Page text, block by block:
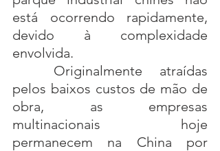
está ocorrendo rapidamente,
devido à complexidade
envolvida.
pelos baixos custos de mão de
obra, as empresas
multinacionais hoje
permanecem na China por